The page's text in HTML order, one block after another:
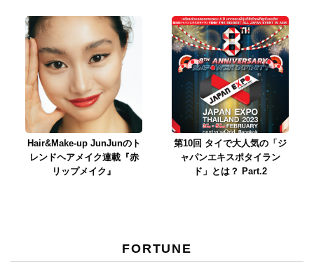
Hair&Make-up JunJunのト
レンドヘアメイク連載『赤
リップメイク』
第10回 タイで大人気の「ジ
ャパンエキスポタイラン
ド」とは？ Part.2
FORTUNE